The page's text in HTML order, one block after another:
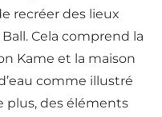
recréer des lieux
Cela comprend la
Kame et la maison
comme illustré
plus, des éléments